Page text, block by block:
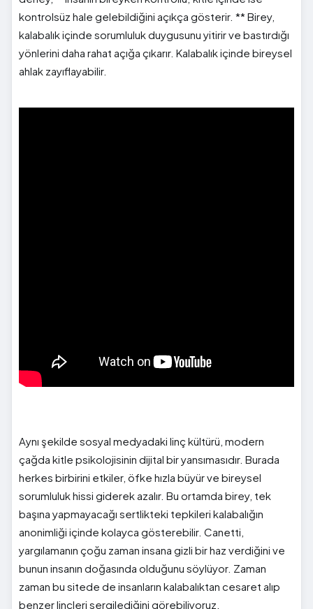
kontrolsüz hale gelebildiğini açıkça gösterir. ** Birey,
kalabalık içinde sorumluluk duygusunu yitirir ve bastırdığı
yönlerini daha rahat açığa çıkarır. Kalabalık içinde bireysel
ahlak zayıflayabilir.
Aynı şekilde sosyal medyadaki linç kültürü, modern
çağda kitle psikolojisinin dijital bir yansımasıdır. Burada
herkes birbirini etkiler, öfke hızla büyür ve bireysel
sorumluluk hissi giderek azalır. Bu ortamda birey, tek
başına yapmayacağı sertlikteki tepkileri kalabalığın
anonimliği içinde kolayca gösterebilir. Canetti,
yargılamanın çoğu zaman insana gizli bir haz verdiğini ve
bunun insanın doğasında olduğunu söylüyor. Zaman
zaman bu sitede de insanların kalabalıktan cesaret alıp
benzer linçleri sergilediğini görebiliyoruz.